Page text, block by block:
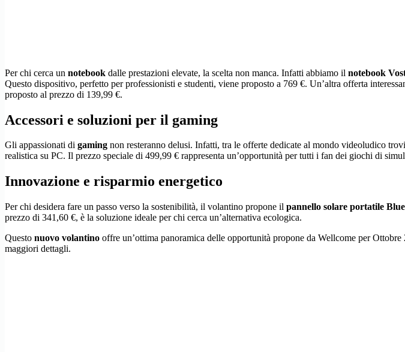
Per chi cerca un notebook dalle prestazioni elevate, la scelta non manca. Infatti abbiamo il notebook
Questo dispositivo, perfetto per professionisti e studenti, viene proposto a 769 €. Un’altra offerta
proposto al prezzo di 139,99 €.
Accessori e soluzioni per il gaming
Gli appassionati di gaming non resteranno delusi. Infatti, tra le offerte dedicate al mondo videoludico
realistica su PC. Il prezzo speciale di 499,99 € rappresenta un’opportunità per tutti i fan dei giochi di
Innovazione e risparmio energetico
Per chi desidera fare un passo verso la sostenibilità, il volantino propone il pannello solare portatile
prezzo di 341,60 €, è la soluzione ideale per chi cerca un’alternativa ecologica.
Questo nuovo volantino offre un’ottima panoramica delle opportunità propone da Wellcome per
maggiori dettagli.